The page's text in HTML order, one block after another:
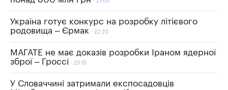
Україна готує конкурс на розробку літієвого
родовища – Єрмак
22:20
МАГАТЕ не має доказів розробки Іраном ядерної
зброї – Гроссі
23:15
У Словаччині затримали експосадовців